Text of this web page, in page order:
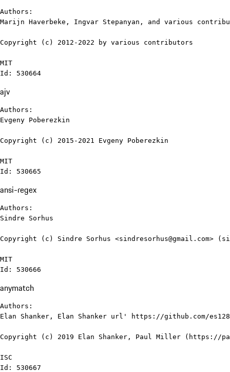
Authors:
Marijn Haverbeke, Ingvar Stepanyan, and various
Copyright (c) 2012-2022 by various contributors
MIT
Id: 530664
ajv
Authors:
Evgeny Poberezkin
Copyright (c) 2015-2021 Evgeny Poberezkin
MIT
Id: 530665
ansi-regex
Authors:
Sindre Sorhus
Copyright (c) Sindre Sorhus <sindresorhus@gmail.com>
MIT
Id: 530666
anymatch
Authors:
Elan Shanker, Elan Shanker url' https://github.com/es128
Copyright (c) 2019 Elan Shanker, Paul Miller (https://
ISC
Id: 530667